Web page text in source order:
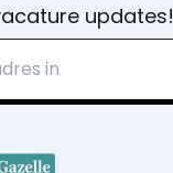
updates!